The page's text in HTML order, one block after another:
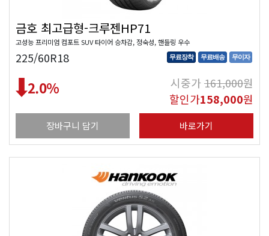
금호 최고급형-크루젠HP71
고성능 프리미엄 컴포트 SUV 타이어 승차감, 정숙성, 핸들링 우수
225/60R18 무료장착 무료배송 무이자
2.0% 시중가161,000원
할인가158,000원
장바구니 담기 바로가기